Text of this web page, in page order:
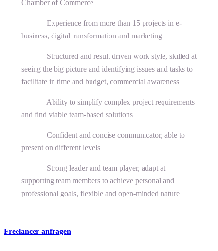
Chamber of Commerce
– Experience from more than 15 projects in e-
business, digital transformation and marketing
– Structured and result driven work style, skilled at
seeing the big picture and identifying issues and tasks to
facilitate in time and budget, commercial awareness
– Ability to simplify complex project requirements
and find viable team-based solutions
– Confident and concise communicator, able to
present on different levels
– Strong leader and team player, adapt at
supporting team members to achieve personal and
professional goals, flexible and open-minded nature
Freelancer anfragen